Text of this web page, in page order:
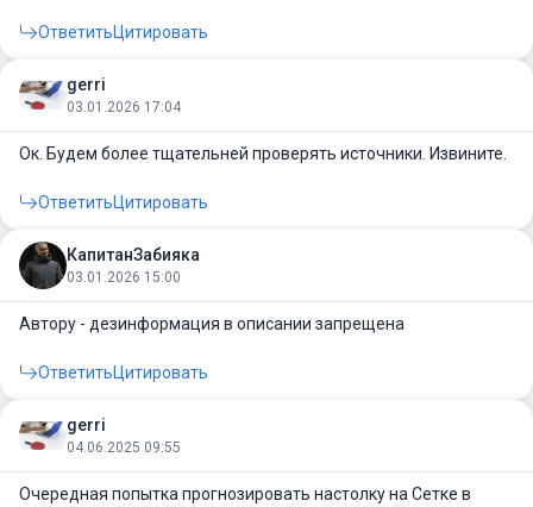
ОтветитьЦитировать
gerri
03.01.2026 17:04
Ок. Будем более тщательней проверять источники. Извините.
ОтветитьЦитировать
КапитанЗабияка
03.01.2026 15:00
Автору - дезинформация в описании запрещена
ОтветитьЦитировать
gerri
04.06.2025 09:55
Очередная попытка прогнозировать настолку на Сетке в